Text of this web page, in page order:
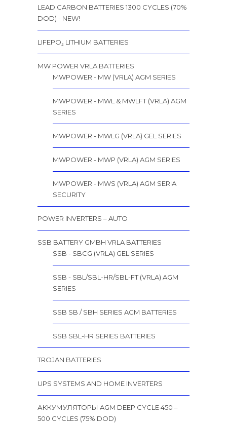
LEAD CARBON BATTERIES 1300 CYCLES (70%
DOD) - NEW!
LIFEPO₄ LITHIUM BATTERIES
MW POWER VRLA BATTERIES
MWPOWER - MW (VRLA) AGM SERIES
MWPOWER - MWL & MWLFT (VRLA) AGM
SERIES
MWPOWER - MWLG (VRLA) GEL SERIES
MWPOWER - MWP (VRLA) AGM SERIES
MWPOWER - MWS (VRLA) AGM SERIA
SECURITY
POWER INVERTERS – AUTO
SSB BATTERY GMBH VRLA BATTERIES
SSB - SBCG (VRLA) GEL SERIES
SSB - SBL/SBL-HR/SBL-FT (VRLA) AGM
SERIES
SSB SB / SBH SERIES AGM BATTERIES
SSB SBL-HR SERIES BATTERIES
TROJAN BATTERIES
UPS SYSTEMS AND HOME INVERTERS
АККУМУЛЯТОРЫ AGM DEEP CYCLE 450 –
500 CYCLES (75% DOD)